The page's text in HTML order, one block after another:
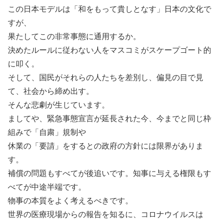
この日本モデルは「和をもって貴しとなす」日本の文化で
すが、
果たしてこの非常事態に通用するか。
決めたルールに従わない人をマスコミがスケープゴート的
に叩く。
そして、国民がそれらの人たちを差別し、偏見の目で見
て、社会から締め出す。
そんな悲劇が生じています。
ましてや、緊急事態宣言が延長された今、今までと同じ枠
組みで「自粛」規制や
休業の「要請」をするとの政府の方針には限界がありま
す。
補償の問題もすべてが後追いです。知事に与える権限もす
べてが中途半端です。
物事の本質をよく考えるべきです。
世界の医療現場からの報告を知るに、コロナウイルスは